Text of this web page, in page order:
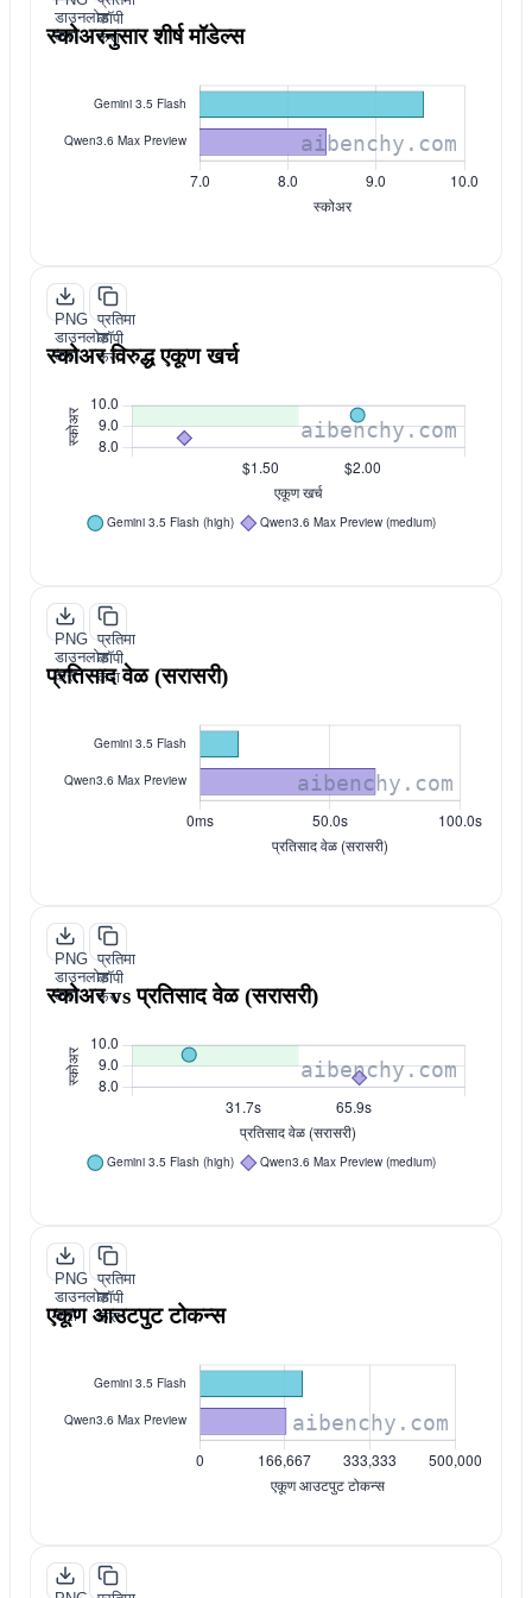
डाउनलोड
करा
कॉपी
करा
स्कोअरनुसार शीर्ष मॉडेल्स
PNG
डाउनलोड
करा
प्रतिमा
कॉपी
करा
स्कोअर विरुद्ध एकूण खर्च
PNG
डाउनलोड
करा
प्रतिमा
कॉपी
करा
प्रतिसाद वेळ (सरासरी)
PNG
डाउनलोड
करा
प्रतिमा
कॉपी
करा
स्कोअर vs प्रतिसाद वेळ (सरासरी)
PNG
डाउनलोड
करा
प्रतिमा
कॉपी
करा
एकूण आउटपुट टोकन्स